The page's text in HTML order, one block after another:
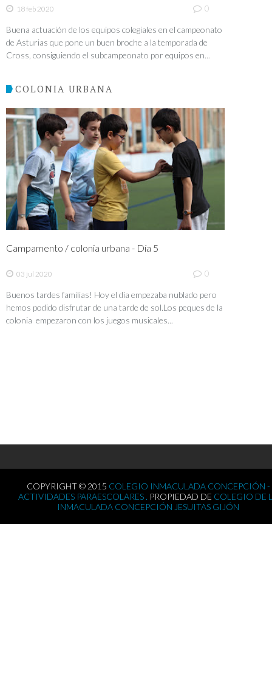
18 feb 2020 0
Buena actuación de los equipos colegiales en el campeonato
de Asturias que pone un buen broche a la temporada de
Cross, consiguiendo el subcampeonato por equipos en...
COLONIA URBANA
Campamento / colonia urbana - Día 5
03 jul 2020 0
Buenos tardes familias! Hoy el día empezaba nublado pero
hemos podido disfrutar de una tarde de sol.Los peques de la
colonia empezaron con los juegos musicales...
COPYRIGHT © 2015 COLEGIO INMACULADA CONCEPCIÓN -
ACTIVIDADES PARAESCOLARES . PROPIEDAD DE COLEGIO DE
INMACULADA CONCEPCIÓN JESUITAS GIJÓN